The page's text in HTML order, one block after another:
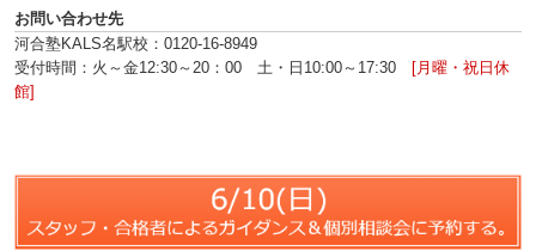
お問い合わせ先
河合塾KALS名駅校：0120-16‐8949
受付時間：火～金12:30～20：00 土・日10:00～17:30
[月曜・祝日休
館]